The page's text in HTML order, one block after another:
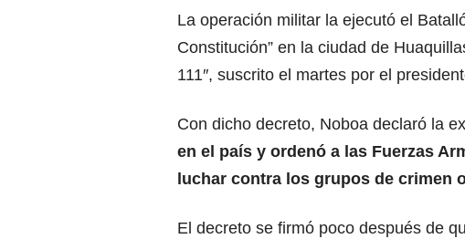
La operación militar la ejecutó el
Constitución” en la ciudad de
111″, suscrito el martes por el
Con dicho decreto, Noboa declaró la
en el país y ordenó a las Fuerzas
luchar contra los grupos de crimen
El decreto se firmó poco después de